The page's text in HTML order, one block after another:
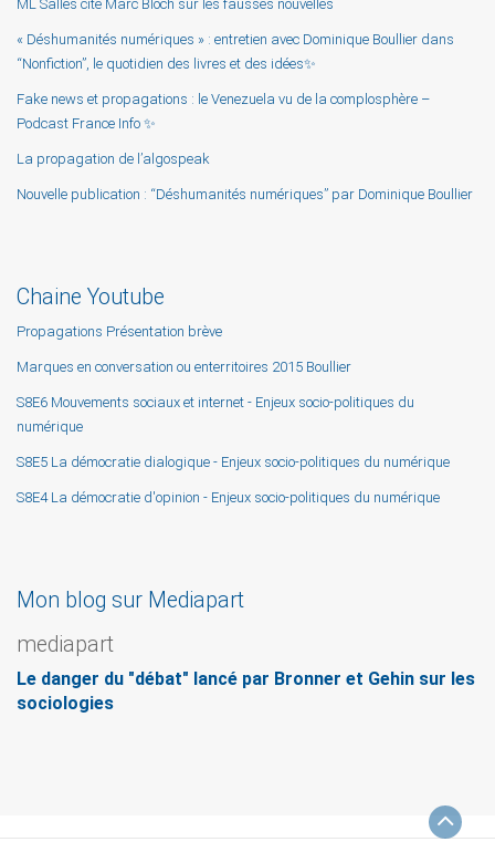
ML Salles cite Marc Bloch sur les fausses nouvelles
« Déshumanités numériques » : entretien avec Dominique Boullier dans
“Nonfiction”, le quotidien des livres et des idées✨
Fake news et propagations : le Venezuela vu de la complosphère –
Podcast France Info ✨
La propagation de l’algospeak
Nouvelle publication : “Déshumanités numériques” par Dominique Boullier
Chaine Youtube
Propagations Présentation brève
Marques en conversation ou enterritoires 2015 Boullier
S8E6 Mouvements sociaux et internet - Enjeux socio-politiques du
numérique
S8E5 La démocratie dialogique - Enjeux socio-politiques du numérique
S8E4 La démocratie d'opinion - Enjeux socio-politiques du numérique
Mon blog sur Mediapart
mediapart
Le danger du "débat" lancé par Bronner et Gehin sur les
sociologies